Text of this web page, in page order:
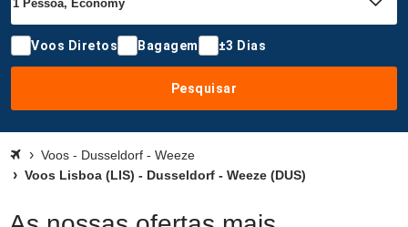
Voos Diretos Bagagem ±3 Dias
Pesquisar
Voos - Dusseldorf - Weeze
Voos Lisboa (LIS) - Dusseldorf - Weeze (DUS)